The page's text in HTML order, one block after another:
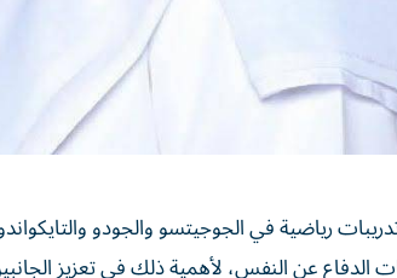
رياضية في الجوجيتسو والجودو
الدفاع عن النفس، لأهمية ذلك في تعزيز